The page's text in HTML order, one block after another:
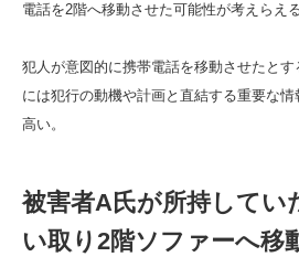
電話を2階へ移動させた可能性が考えらえる
犯人が意図的に携帯電話を移動させたと
には犯行の動機や計画と直結する重要な
高い。
被害者A氏が所持してい
い取り2階ソファーへ移